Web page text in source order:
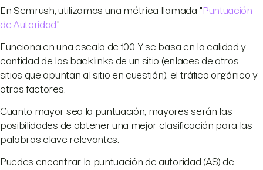
En Semrush, utilizamos una métrica llamada " Puntuación
de Autoridad".
Funciona en una escala de 100. Y se basa en la calidad y
cantidad de los backlinks de un sitio (enlaces de otros
sitios que apuntan al sitio en cuestión), el tráfico orgánico y
otros factores.
Cuanto mayor sea la puntuación, mayores serán las
posibilidades de obtener una mejor clasificación para las
palabras clave relevantes.
Puedes encontrar la puntuación de autoridad (AS) de